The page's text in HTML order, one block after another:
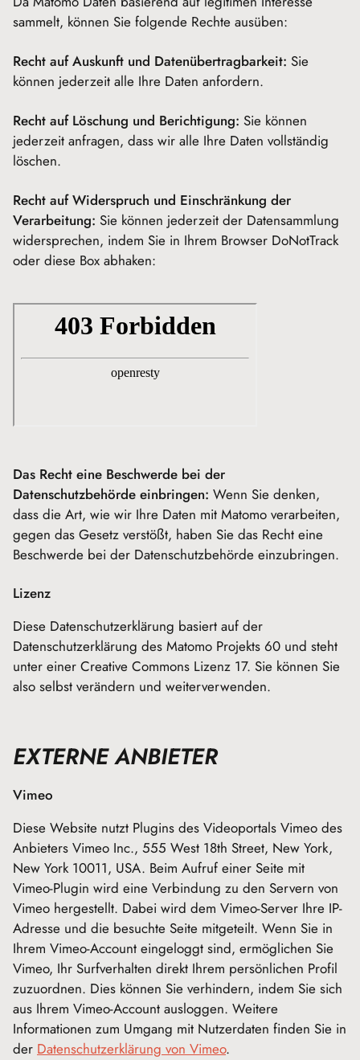
sammelt, können Sie folgende Rechte ausüben:
Recht auf Auskunft und Datenübertragbarkeit: Sie
können jederzeit alle Ihre Daten anfordern.
Recht auf Löschung und Berichtigung: Sie können
jederzeit anfragen, dass wir alle Ihre Daten vollständig
löschen.
Recht auf Widerspruch und Einschränkung der
Verarbeitung: Sie können jederzeit der Datensammlung
widersprechen, indem Sie in Ihrem Browser DoNotTrack
oder diese Box abhaken:
Das Recht eine Beschwerde bei der
Datenschutzbehörde einbringen: Wenn Sie denken,
dass die Art, wie wir Ihre Daten mit Matomo verarbeiten,
gegen das Gesetz verstößt, haben Sie das Recht eine
Beschwerde bei der Datenschutzbehörde einzubringen.
Lizenz
Diese Datenschutzerklärung basiert auf der
Datenschutzerklärung des Matomo Projekts 60 und steht
unter einer Creative Commons Lizenz 17. Sie können Sie
also selbst verändern und weiterverwenden.
EXTERNE ANBIETER
Vimeo
Diese Website nutzt Plugins des Videoportals Vimeo des
Anbieters Vimeo Inc., 555 West 18th Street, New York,
New York 10011, USA. Beim Aufruf einer Seite mit
Vimeo-Plugin wird eine Verbindung zu den Servern von
Vimeo hergestellt. Dabei wird dem Vimeo-Server Ihre IP-
Adresse und die besuchte Seite mitgeteilt. Wenn Sie in
Ihrem Vimeo-Account eingeloggt sind, ermöglichen Sie
Vimeo, Ihr Surfverhalten direkt Ihrem persönlichen Profil
zuzuordnen. Dies können Sie verhindern, indem Sie sich
aus Ihrem Vimeo-Account ausloggen. Weitere
Informationen zum Umgang mit Nutzerdaten finden Sie in
der Datenschutzerklärung von Vimeo.